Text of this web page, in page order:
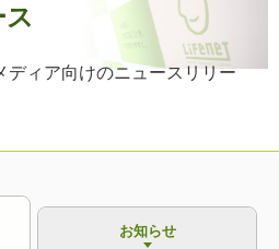
ディア向けのニュースリリー
お知らせ